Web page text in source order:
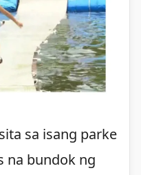
sa isang parke
na bundok ng